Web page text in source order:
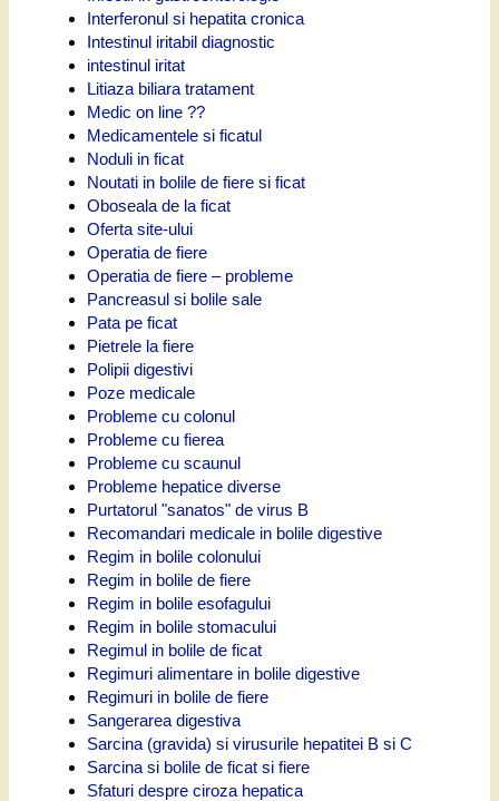
Interferonul si hepatita cronica
Intestinul iritabil diagnostic
intestinul iritat
Litiaza biliara tratament
Medic on line ??
Medicamentele si ficatul
Noduli in ficat
Noutati in bolile de fiere si ficat
Oboseala de la ficat
Oferta site-ului
Operatia de fiere
Operatia de fiere – probleme
Pancreasul si bolile sale
Pata pe ficat
Pietrele la fiere
Polipii digestivi
Poze medicale
Probleme cu colonul
Probleme cu fierea
Probleme cu scaunul
Probleme hepatice diverse
Purtatorul "sanatos" de virus B
Recomandari medicale in bolile digestive
Regim in bolile colonului
Regim in bolile de fiere
Regim in bolile esofagului
Regim in bolile stomacului
Regimul in bolile de ficat
Regimuri alimentare in bolile digestive
Regimuri in bolile de fiere
Sangerarea digestiva
Sarcina (gravida) si virusurile hepatitei B si C
Sarcina si bolile de ficat si fiere
Sfaturi despre ciroza hepatica